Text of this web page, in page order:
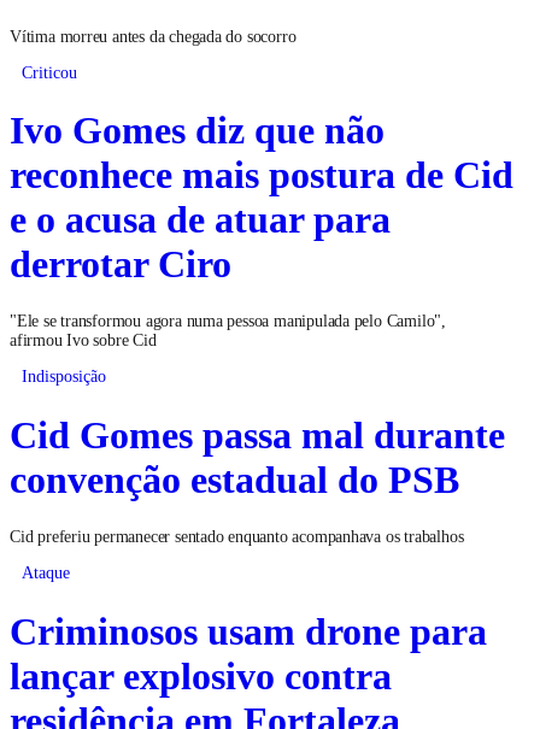
Vítima morreu antes da chegada do socorro
Criticou
Ivo Gomes diz que não
reconhece mais postura de Cid
e o acusa de atuar para
derrotar Ciro
"Ele se transformou agora numa pessoa manipulada pelo Camilo",
afirmou Ivo sobre Cid
Indisposição
Cid Gomes passa mal durante
convenção estadual do PSB
Cid preferiu permanecer sentado enquanto acompanhava os trabalhos
Ataque
Criminosos usam drone para
lançar explosivo contra
residência em Fortaleza